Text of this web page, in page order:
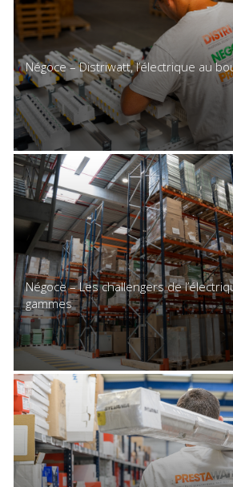
Négoce – Distriwatt, l’électrique au
Négoce – Les challengers de
gammes